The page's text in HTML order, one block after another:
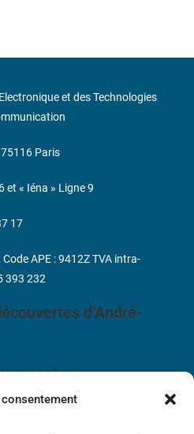
consentement
d’André-
de Vente
et des Technologies
75116 Paris
et « Iéna » Ligne 9
17
APE : 9412Z TVA intra-
393 232